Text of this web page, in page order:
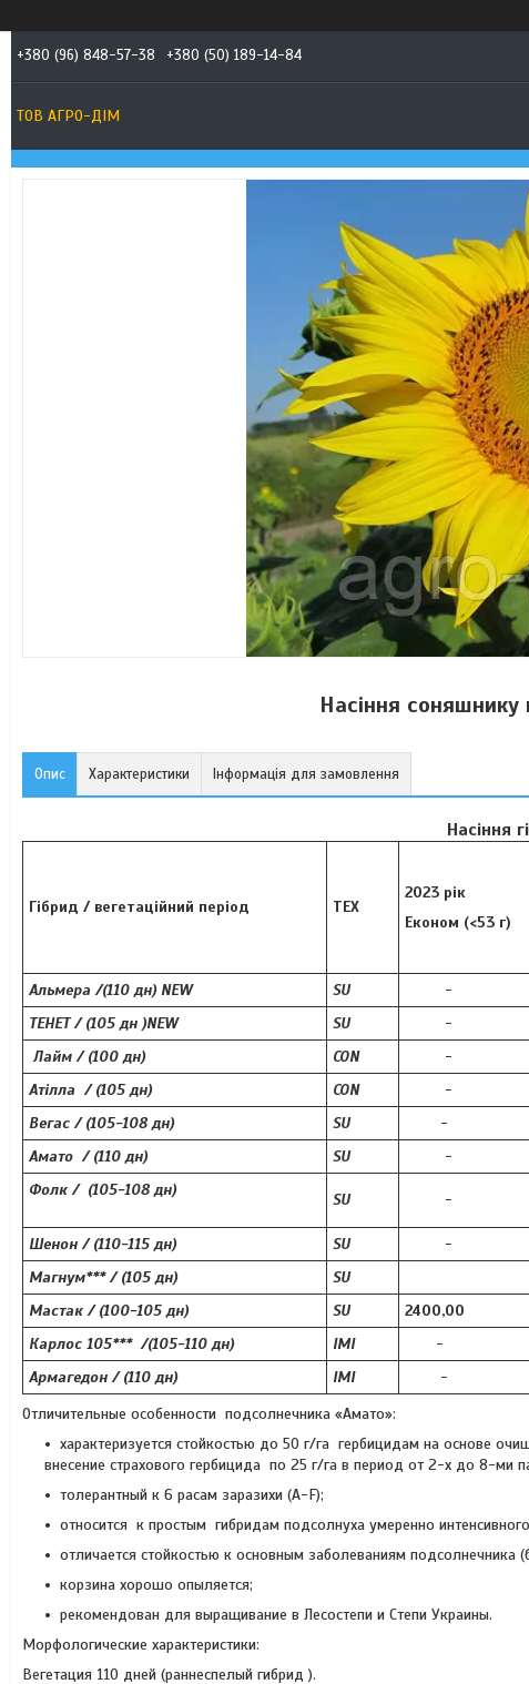
+380 (96) 848-57-38 +380 (50) 189-14-84
ТОВ АГРО-ДIМ
Насіння
Опис Характеристики Інформація для замовлення
Насіння
Гібрид / вегетаційний період ТЕХ
2023 рік
Економ (<53 г)
Альмера /(110 дн) NEW SU -
ТЕНЕТ / (105 дн )NEW
SU -
Лайм / (100 дн)
CON -
Атілла / (105 дн)
CON -
Вегас / (105-108 дн)
SU -
Амато / (110 дн)
SU -
Фолк / (105-108 дн)
SU -
Шенон / (110-115 дн) SU -
Магнум*** / (105 дн)
SU
Мастак / (100-105 дн)
SU 2400,00
Карлос 105*** /(105-110 дн)
ІМІ -
Армагедон / (110 дн)
ІМІ -
Отличительные особенности подсолнечника «Амато»:
характеризуется стойкостью до 50 г/га гербицидам на основе
внесение страхового гербицида по 25 г/га в период от 2-х до 8-ми
толерантный к 6 расам заразихи (A-F);
относится к простым гибридам подсолнуха умеренно
отличается стойкостью к основным заболеваниям подсолнечника
корзина хорошо опыляется;
рекомендован для выращивание в Лесостепи и Степи Украины.
Морфологические характеристики:
Вегетация 110 дней (раннеспелый гибрид ).